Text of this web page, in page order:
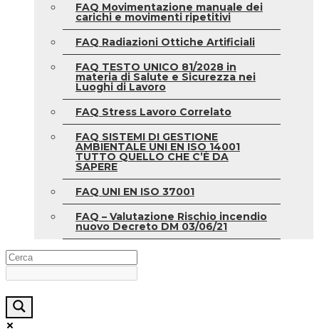
FAQ Movimentazione manuale dei
carichi e movimenti ripetitivi
FAQ Radiazioni Ottiche Artificiali
FAQ TESTO UNICO 81/2028 in
materia di Salute e Sicurezza nei
Luoghi di Lavoro
FAQ Stress Lavoro Correlato
FAQ SISTEMI DI GESTIONE
AMBIENTALE UNI EN ISO 14001
TUTTO QUELLO CHE C’È DA
SAPERE
FAQ UNI EN ISO 37001
FAQ – Valutazione Rischio incendio
nuovo Decreto DM 03/06/21